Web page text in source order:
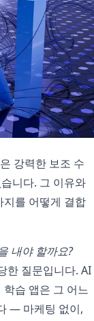
강력한 보조 수
니다. 그 이유와
지를 어떻게 결합
내야 할까요?
한 질문입니다. AI
습 앱은 그 어느
— 마케팅 없이,